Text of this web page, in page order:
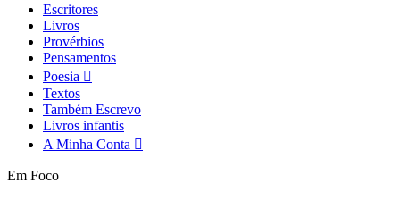
Escritores
Livros
Provérbios
Pensamentos
Poesia
Textos
Também Escrevo
Livros infantis
A Minha Conta
Em Foco